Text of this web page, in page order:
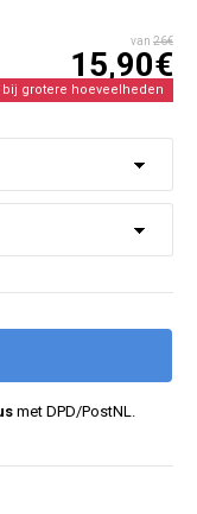
van 26€
15,90€
bij grotere hoeveelheden
met DPD/PostNL.